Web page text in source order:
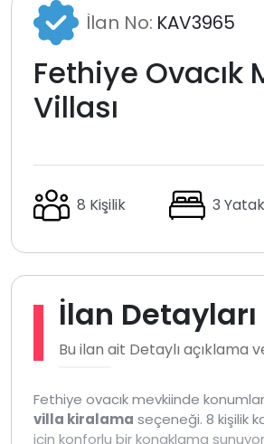
İlan No: KAV3965
Fethiye
Villası
8 Kişilik 3
İlan
Bu ilan ait Detaylı
Fethiye ovacık mevkiinde
villa kiralama seçeneği. 8 kişilik
için konforlu bir konaklama sunuyor